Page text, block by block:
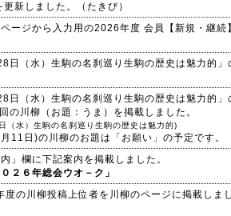
新しました。（たきび）
ページから入力用の2026年度 会員【新規・継
日（水）生駒の名刹巡り生駒の歴史は魅力的
日（水）生駒の名刹巡り生駒の歴史は魅力的
の川柳（お題：うま）を掲載しました。
（水）生駒の名刹巡り生駒の歴史は魅力的)
11日)の川柳のお題は「お願い」の予定です。
内」欄に下記案内を掲載しました。
２６年総会ウオ－ク」
度の川柳投稿上位者を川柳のページに掲載しま